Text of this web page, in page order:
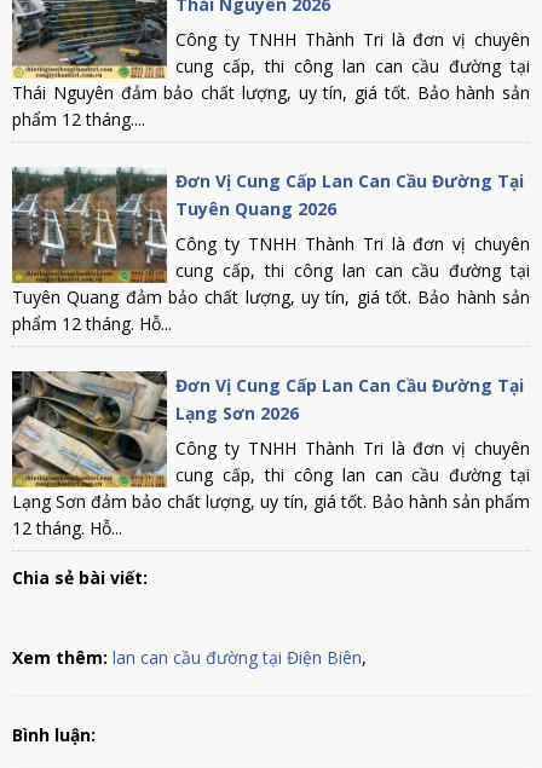
Công ty TNHH Thành Tri là đơn vị chuyên
cung cấp, thi công lan can cầu đường tại
Thái Nguyên đảm bảo chất lượng, uy tín, giá tốt. Bảo hành sản
phẩm 12 tháng....
Đơn Vị Cung Cấp Lan Can Cầu Đường Tại
Tuyên Quang 2026
Công ty TNHH Thành Tri là đơn vị chuyên
cung cấp, thi công lan can cầu đường tại
Tuyên Quang đảm bảo chất lượng, uy tín, giá tốt. Bảo hành sản
phẩm 12 tháng. Hỗ...
Đơn Vị Cung Cấp Lan Can Cầu Đường Tại
Lạng Sơn 2026
Công ty TNHH Thành Tri là đơn vị chuyên
cung cấp, thi công lan can cầu đường tại
Lạng Sơn đảm bảo chất lượng, uy tín, giá tốt. Bảo hành sản phẩm
12 tháng. Hỗ...
Chia sẻ bài viết:
Xem thêm: lan can cầu đường tại Điện Biên,
Bình luận: